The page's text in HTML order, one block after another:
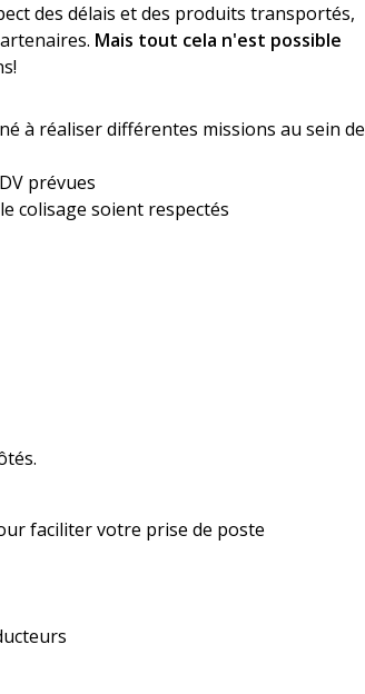
des délais et des produits transportés,
Mais tout cela n'est possible
à réaliser différentes missions au sein de
prévues
colisage soient respectés
faciliter votre prise de poste